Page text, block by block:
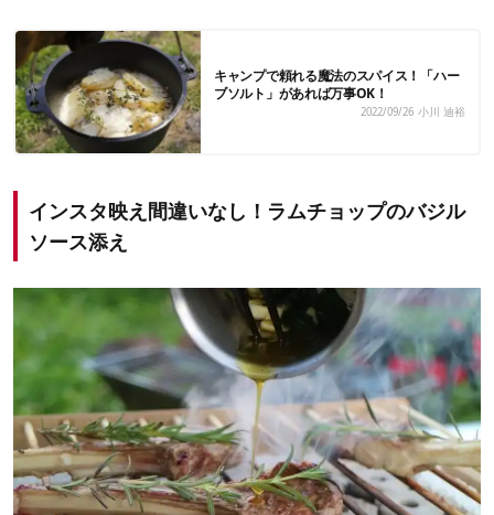
キャンプで頼れる魔法のスパイス！「ハー
ブソルト」があれば万事OK！
2022/09/26 小川 迪裕
インスタ映え間違いなし！ラムチョップのバジル
ソース添え